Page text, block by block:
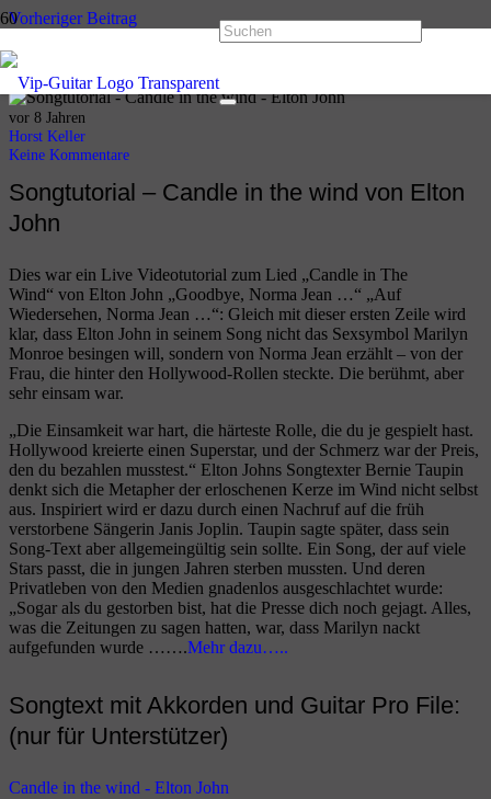
Vorheriger Beitrag
Behind Blue Eyes – Limp Bizkit / The Who
Nächster Beitrag
Angels – Robbie Williams
vor 8 Jahren
Horst Keller
Keine Kommentare
Songtutorial – Candle in the wind von Elton
John
Dies war ein Live Videotutorial zum Lied „Candle in The
Wind“ von Elton John „Goodbye, Norma Jean …“ „Auf
Wiedersehen, Norma Jean …“: Gleich mit dieser ersten Zeile wird
klar, dass Elton John in seinem Song nicht das Sexsymbol Marilyn
Monroe besingen will, sondern von Norma Jean erzählt – von der
Frau, die hinter den Hollywood-Rollen steckte. Die berühmt, aber
sehr einsam war.
„Die Einsamkeit war hart, die härteste Rolle, die du je gespielt hast.
Hollywood kreierte einen Superstar, und der Schmerz war der Preis,
den du bezahlen musstest.“ Elton Johns Songtexter Bernie Taupin
denkt sich die Metapher der erloschenen Kerze im Wind nicht selbst
aus. Inspiriert wird er dazu durch einen Nachruf auf die früh
verstorbene Sängerin Janis Joplin. Taupin sagte später, dass sein
Song-Text aber allgemeingültig sein sollte. Ein Song, der auf viele
Stars passt, die in jungen Jahren sterben mussten. Und deren
Privatleben von den Medien gnadenlos ausgeschlachtet wurde:
„Sogar als du gestorben bist, hat die Presse dich noch gejagt. Alles,
was die Zeitungen zu sagen hatten, war, dass Marilyn nackt
aufgefunden wurde …….Mehr dazu…..
Songtext mit Akkorden und Guitar Pro File:
(nur für Unterstützer)
Candle in the wind - Elton John